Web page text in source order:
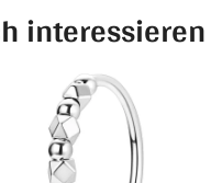
interessieren